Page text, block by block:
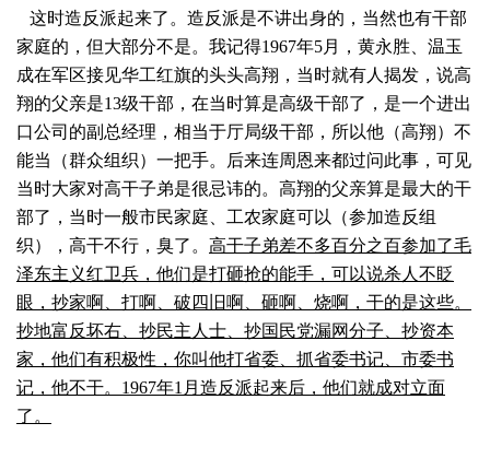
这时造反派起来了。造反派是不讲出身的，当然也有干部
家庭的，但大部分不是。我记得1967年5月，黄永胜、温玉
成在军区接见华工红旗的头头高翔，当时就有人揭发，说高
翔的父亲是13级干部，在当时算是高级干部了，是一个进出
口公司的副总经理，相当于厅局级干部，所以他（高翔）不
能当（群众组织）一把手。后来连周恩来都过问此事，可见
当时大家对高干子弟是很忌讳的。高翔的父亲算是最大的干
部了，当时一般市民家庭、工农家庭可以（参加造反组
织），高干不行，臭了。 高干子弟差不多百分之百参加了毛
泽东主义红卫兵，他们是打砸抢的能手，可以说杀人不眨
眼，抄家啊、打啊、破四旧啊、砸啊、烧啊，干的是这些。
抄地富反坏右、抄民主人士、抄国民党漏网分子、抄资本
家，他们有积极性，你叫他打省委、抓省委书记、市委书
记，他不干。1967年1月造反派起来后，他们就成对立面
了。